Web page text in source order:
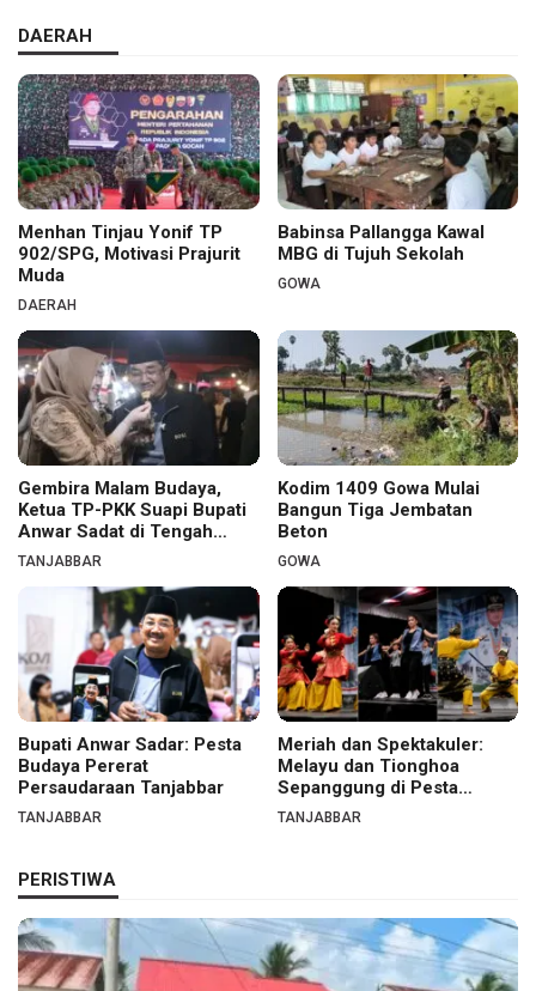
DAERAH
Menhan Tinjau Yonif TP
902/SPG, Motivasi Prajurit
Muda
DAERAH
Babinsa Pallangga Kawal
MBG di Tujuh Sekolah
GOWA
Gembira Malam Budaya,
Ketua TP-PKK Suapi Bupati
Anwar Sadat di Tengah
Warga
TANJABBAR
Kodim 1409 Gowa Mulai
Bangun Tiga Jembatan
Beton
GOWA
Bupati Anwar Sadar: Pesta
Budaya Pererat
Persaudaraan Tanjabbar
TANJABBAR
Meriah dan Spektakuler:
Melayu dan Tionghoa
Sepanggung di Pesta
Budaya Tanjabbar
TANJABBAR
PERISTIWA